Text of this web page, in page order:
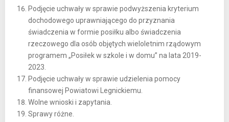
Podjęcie uchwały w sprawie podwyższenia kryterium
dochodowego uprawniającego do przyznania
świadczenia w formie posiłku albo świadczenia
rzeczowego dla osób objętych wieloletnim rządowym
programem „Posiłek w szkole i w domu” na lata 2019-
2023.
Podjęcie uchwały w sprawie udzielenia pomocy
finansowej Powiatowi Legnickiemu.
Wolne wnioski i zapytania.
Sprawy różne.